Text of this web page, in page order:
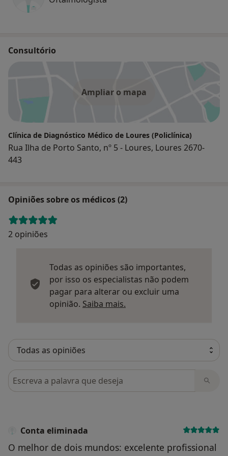
Consultório
Ampliar o mapa
Clínica de Diagnóstico Médico de Loures (Policlínica)
Rua Ilha de Porto Santo, nº 5 - Loures, Loures 2670-
443
Opiniões sobre os médicos (2)
2 opiniões
Todas as opiniões são importantes,
por isso os especialistas não podem
pagar para alterar ou excluir uma
opinião. Saiba mais.
Pesquisar em opiniões
Conta eliminada
O melhor de dois mundos: excelente profissional